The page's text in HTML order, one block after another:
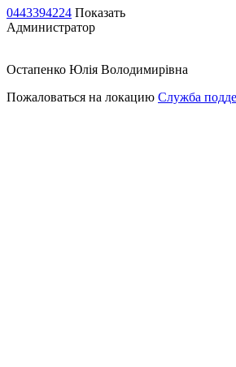
0443394224 Показать
Администратор
Остапенко Юлія Володимирівна
Пожаловаться на локацию Служба